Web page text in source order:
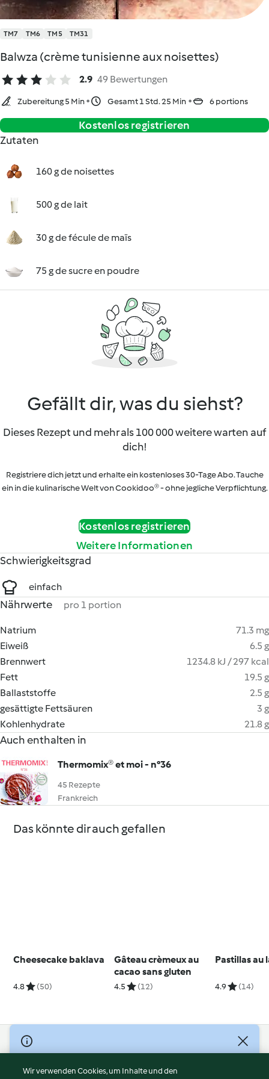
TM7 TM6 TM5 TM31
Balwza (crème tunisienne aux noisettes)
2.9 49 Bewertungen
Zubereitung 5 Min Gesamt 1 Std. 25 Min 6 portions
Kostenlos registrieren
Zutaten
160 g de noisettes
500 g de lait
30 g de fécule de maïs
75 g de sucre en poudre
Gefällt dir, was du siehst?
Dieses Rezept und mehr als 100 000 weitere warten auf
dich!
Registriere dich jetzt und erhalte ein kostenloses 30-Tage Abo. Tauche
ein in die kulinarische Welt von Cookidoo® - ohne jegliche Verpflichtung.
Kostenlos registrieren
Weitere Informationen
Schwierigkeitsgrad
einfach
Nährwerte pro 1 portion
Natrium
71.3 mg
Eiweiß
6.5 g
Brennwert
1234.8 kJ / 297 kcal
Fett
19.5 g
Ballaststoffe
2.5 g
gesättigte Fettsäuren
3 g
Kohlenhydrate
21.8 g
Auch enthalten in
Thermomix® et moi - n°36
45 Rezepte
Frankreich
Das könnte dir auch gefallen
Cheesecake baklava
4.8 (50)
Gâteau crèmeux au
cacao sans gluten
4.5 (12)
Pastillas au
4.9 (14)
© Copyright 2026
Nutzungsbedingungen
Wir verwenden Cookies, um Inhalte und den